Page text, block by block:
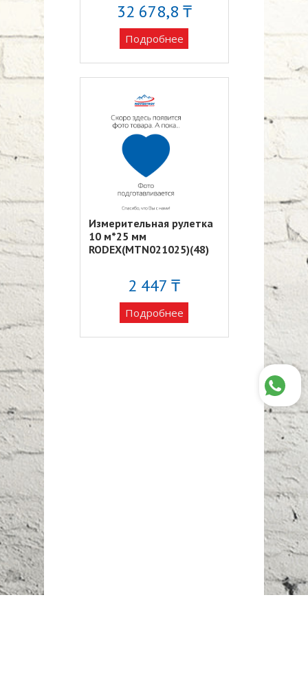
32 678,8 ₸
Подробнее
Измерительная рулетка
10 м*25 мм
RODEX(MTN021025)(48)
2 447 ₸
Подробнее